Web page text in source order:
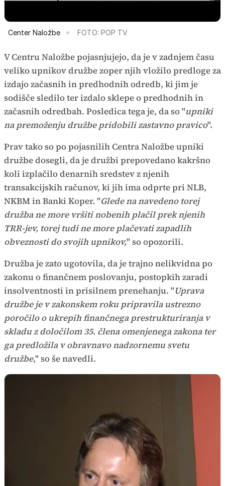
Center Naložbe FOTO: POP TV
V Centru Naložbe pojasnjujejo, da je v zadnjem času
veliko upnikov družbe zoper njih vložilo predloge za
izdajo začasnih in predhodnih odredb, ki jim je
sodišče sledilo ter izdalo sklepe o predhodnih in
začasnih odredbah. Posledica tega je, da so "upniki
na premoženju družbe pridobili zastavno pravico".
Prav tako so po pojasnilih Centra Naložbe upniki
družbe dosegli, da je družbi prepovedano kakršno
koli izplačilo denarnih sredstev z njenih
transakcijskih računov, ki jih ima odprte pri NLB,
NKBM in Banki Koper. "Glede na navedeno torej
družba ne more vršiti nobenih plačil prek njenih
TRR-jev, torej tudi ne more plačevati zapadlih
obveznosti do svojih upnikov," so opozorili.
Družba je zato ugotovila, da je trajno nelikvidna po
zakonu o finančnem poslovanju, postopkih zaradi
insolventnosti in prisilnem prenehanju. "Uprava
družbe je v zakonskem roku pripravila ustrezno
poročilo o ukrepih finančnega prestrukturiranja v
skladu z določilom 35. člena omenjenega zakona ter
ga predložila v obravnavo nadzornemu svetu
družbe," so še navedli.